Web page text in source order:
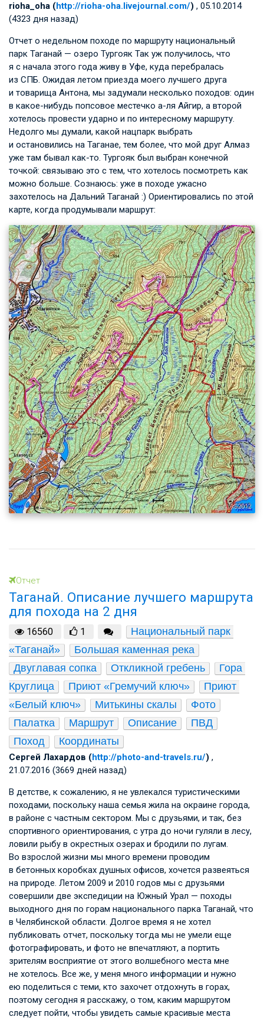
rioha_oha (http://rioha-oha.livejournal.com/) , 05.10.2014
(4323 дня назад)
Отчет о недельном походе по маршруту национальный
парк Таганай — озеро Тургояк Так уж получилось, что
я с начала этого года живу в Уфе, куда перебралась
из СПБ. Ожидая летом приезда моего лучшего друга
и товарища Антона, мы задумали несколько походов: один
в какое-нибудь попсовое местечко а-ля Айгир, а второй
хотелось провести ударно и по интересному маршруту.
Недолго мы думали, какой нацпарк выбрать
и остановились на Таганае, тем более, что мой друг Алмаз
уже там бывал как-то. Тургояк был выбран конечной
точкой: связываю это с тем, что хотелось посмотреть как
можно больше. Сознаюсь: уже в походе ужасно
захотелось на Дальний Таганай :) Ориентировались по этой
карте, когда продумывали маршрут:
Отчет
Таганай. Описание лучшего маршрута
для похода на 2 дня
16560 1
Национальный парк
«Таганай»
Большая каменная река
Двуглавая сопка
Откликной гребень
Гора
Круглица
Приют «Гремучий ключ»
Приют
«Белый ключ»
Митькины скалы
Фото
Палатка
Маршрут Описание
ПВД
Поход
Координаты
Сергей Лахардов (http://photo-and-travels.ru/) ,
21.07.2016 (3669 дней назад)
В детстве, к сожалению, я не увлекался туристическими
походами, поскольку наша семья жила на окраине города,
в районе с частным сектором. Мы с друзьями, и так, без
спортивного ориентирования, с утра до ночи гуляли в лесу,
ловили рыбу в окрестных озерах и бродили по лугам.
Во взрослой жизни мы много времени проводим
в бетонных коробках душных офисов, хочется развеяться
на природе. Летом 2009 и 2010 годов мы с друзьями
совершили две экспедиции на Южный Урал — походы
выходного дня по горам национального парка Таганай, что
в Челябинской области. Долгое время я не хотел
публиковать отчет, поскольку тогда мы не умели еще
фотографировать, и фото не впечатляют, а портить
зрителям восприятие от этого волшебного места мне
не хотелось. Все же, у меня много информации и нужно
ею поделиться с теми, кто захочет отдохнуть в горах,
поэтому сегодня я расскажу, о том, каким маршрутом
следует пойти, чтобы увидеть самые красивые места